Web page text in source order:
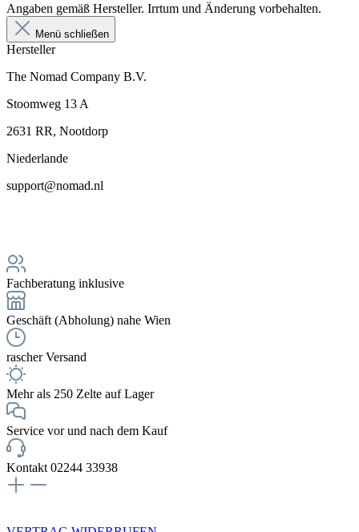
Angaben gemäß Hersteller. Irrtum und Änderung vorbehalten.
Menü schließen
Hersteller
The Nomad Company B.V.
Stoomweg 13 A
2631 RR, Nootdorp
Niederlande
support@nomad.nl
Fachberatung inklusive
Geschäft (Abholung) nahe Wien
rascher Versand
Mehr als 250 Zelte auf Lager
Service vor und nach dem Kauf
Kontakt 02244 33938